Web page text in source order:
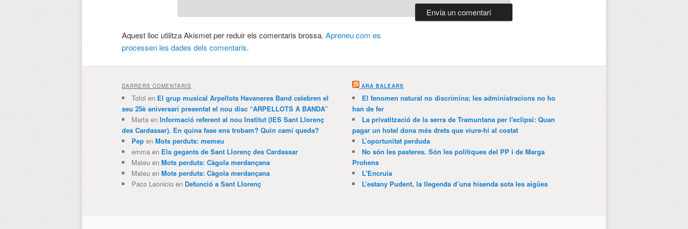
Aquest lloc utilitza Akismet per reduir els comentaris brossa. Apreneu com es
processen les dades dels comentaris.
DARRERS COMENTARIS
Tofol en El grup musical Arpellots Havaneres Band celebren el
seu 25è aniversari presentat el nou disc “ARPELLOTS A BANDA”
Martaen Informació referent al nou Institut (IES Sant Llorenç
des Cardassar). En quina fase ens trobam? Quin camí queda?
Pepen Mots perduts: memeu
emmaen Els gegants de Sant Llorenç des Cardassar
Mateuen Mots perduts: Càgola merdançana
Mateuen Mots perduts: Càgola merdançana
Paco Leonicioen Defunció a Sant Llorenç
ARA BALEARS
El fenomen natural no discrimina; les administracions no ho
han de fer
La privatització de la serra de Tramuntana per l'eclipsi: Quan
pagar un hotel dona més drets que viure-hi al costat
L’oportunitat perduda
No són les pasteres. Són les polítiques del PP i de Marga
Prohens
L'Encruia
L’estany Pudent, la llegenda d’una hisenda sota les aigües